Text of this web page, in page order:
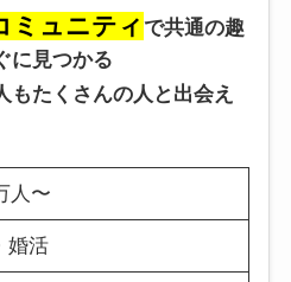
ミュニティで共通の趣
に見つかる
もたくさんの人と出会え
人〜
婚活